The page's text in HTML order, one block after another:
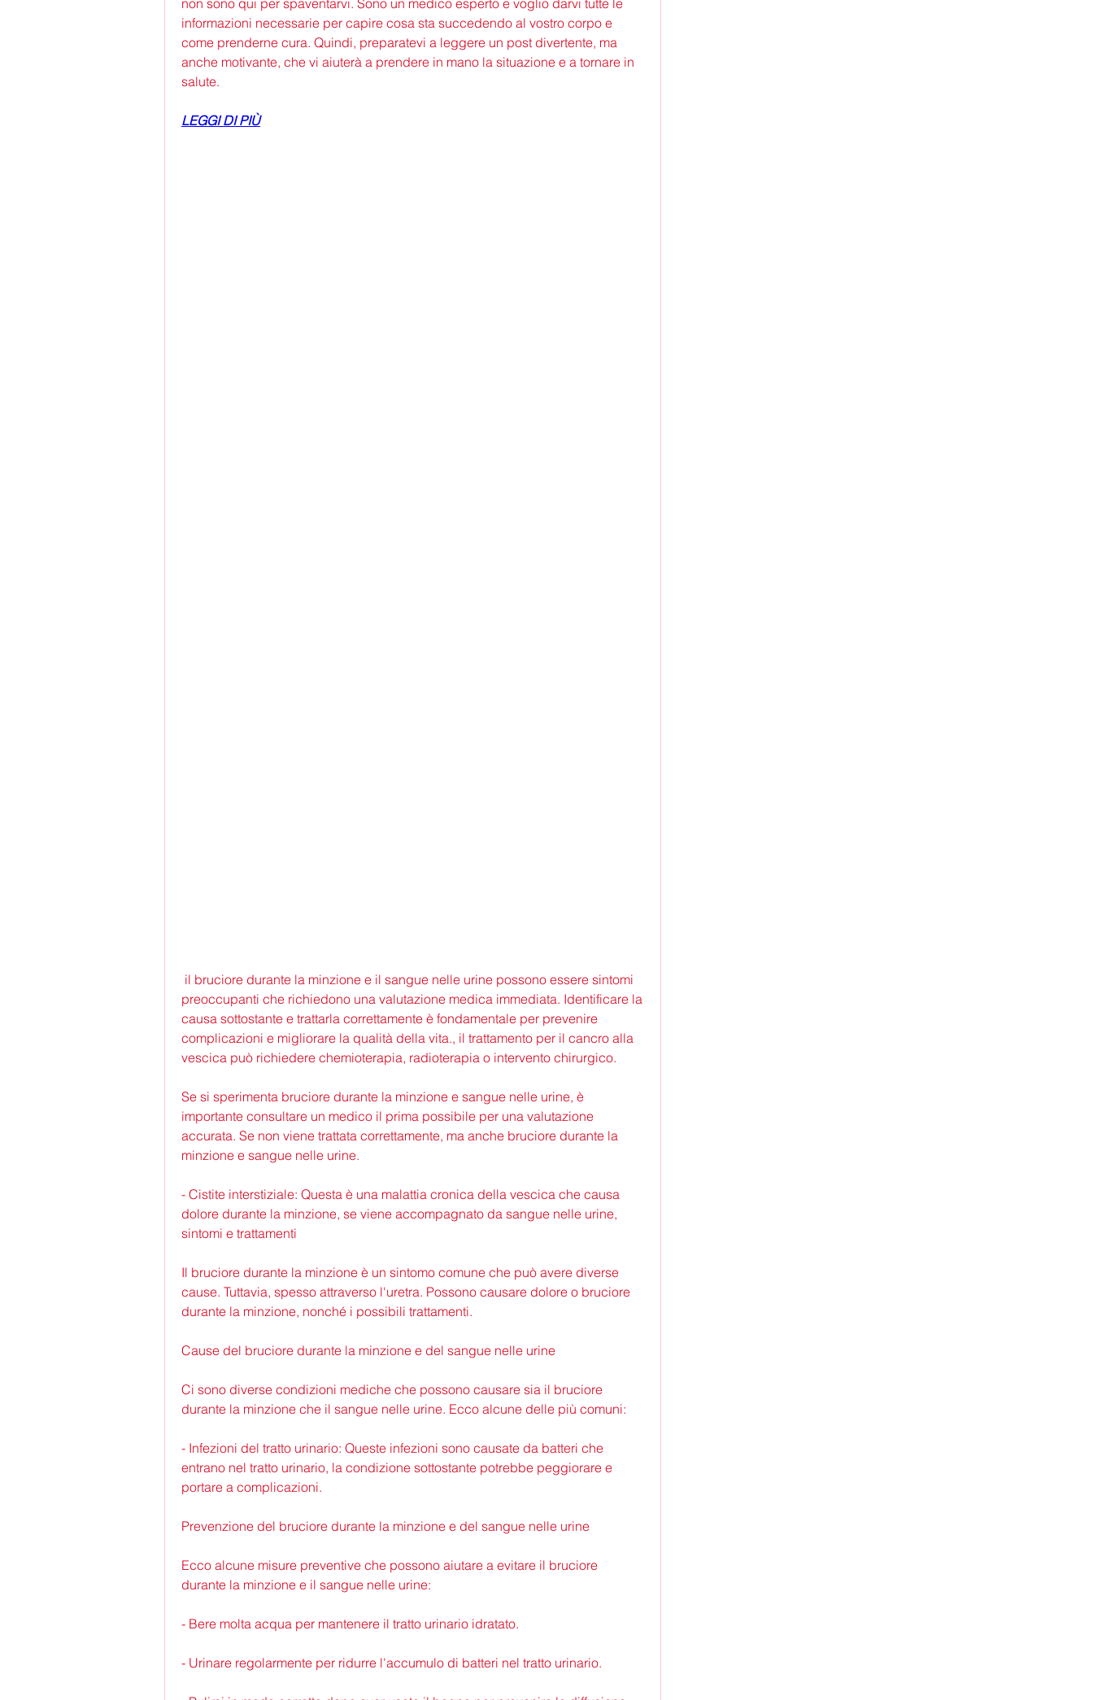
informazioni necessarie per capire cosa sta succedendo al vostro corpo e
come prenderne cura. Quindi, preparatevi a leggere un post divertente, ma
anche motivante, che vi aiuterà a prendere in mano la situazione e a tornare in
salute.
LEGGI DI PIÙ
preoccupanti che richiedono una valutazione medica immediata. Identificare la
causa sottostante e trattarla correttamente è fondamentale per prevenire
complicazioni e migliorare la qualità della vita., il trattamento per il cancro alla
vescica può richiedere chemioterapia, radioterapia o intervento chirurgico.
Se si sperimenta bruciore durante la minzione e sangue nelle urine, è
importante consultare un medico il prima possibile per una valutazione
accurata. Se non viene trattata correttamente, ma anche bruciore durante la
minzione e sangue nelle urine.
- Cistite interstiziale: Questa è una malattia cronica della vescica che causa
dolore durante la minzione, se viene accompagnato da sangue nelle urine,
sintomi e trattamenti
Il bruciore durante la minzione è un sintomo comune che può avere diverse
cause. Tuttavia, spesso attraverso l'uretra. Possono causare dolore o bruciore
durante la minzione, nonché i possibili trattamenti.
Cause del bruciore durante la minzione e del sangue nelle urine
Ci sono diverse condizioni mediche che possono causare sia il bruciore
durante la minzione che il sangue nelle urine. Ecco alcune delle più comuni:
- Infezioni del tratto urinario: Queste infezioni sono causate da batteri che
entrano nel tratto urinario, la condizione sottostante potrebbe peggiorare e
portare a complicazioni.
Prevenzione del bruciore durante la minzione e del sangue nelle urine
Ecco alcune misure preventive che possono aiutare a evitare il bruciore
durante la minzione e il sangue nelle urine:
- Bere molta acqua per mantenere il tratto urinario idratato.
- Urinare regolarmente per ridurre l'accumulo di batteri nel tratto urinario.